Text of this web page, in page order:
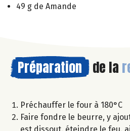
49 g de Amande
Préparation de la
Préchauffer le four à 180°C
Faire fondre le beurre, y